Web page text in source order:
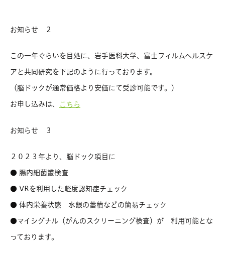
お知らせ ２
この一年ぐらいを目処に、岩手医科大学、富士フィルムヘルスケ
アと共同研究を下記のように行っております。
（脳ドックが通常価格より安価にて受診可能です。）
お申し込みは、 こちら
お知らせ ３
２０２３年より、脳ドック項目に
● 腸内細菌叢検査
● VRを利用した軽度認知症チェック
● 体内栄養状態 水銀の蓄積などの簡易チェック
●マイシグナル（がんのスクリーニング検査）が 利用可能とな
っております。